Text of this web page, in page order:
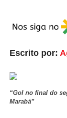
Escrito por:
“Gol no final do
Marabá”